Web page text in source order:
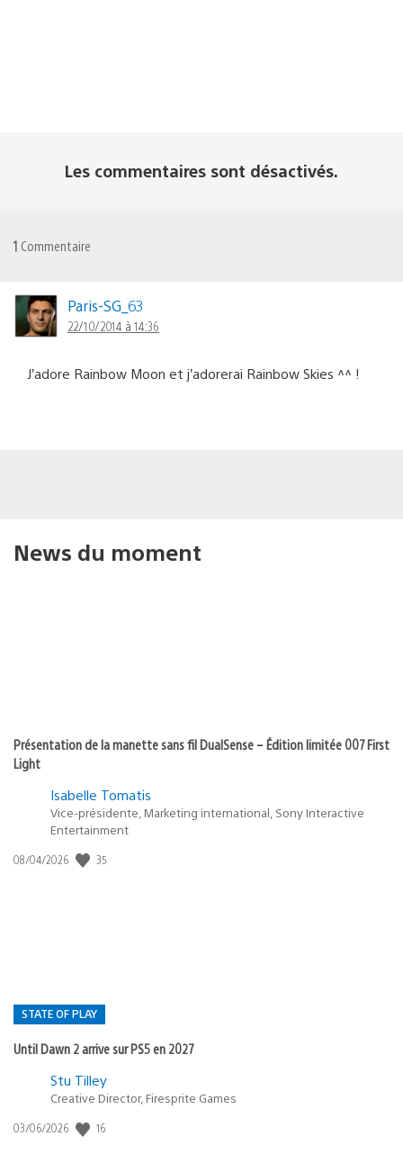
Les commentaires sont désactivés.
1 Commentaire
Paris-SG_63
22/10/2014 à 14:36
J’adore Rainbow Moon et j’adorerai Rainbow Skies ^^ !
News du moment
Présentation de la manette sans fil DualSense – Édition limitée 007 First
Light
Isabelle Tomatis
Vice-présidente, Marketing international, Sony Interactive
Entertainment
Date
08/04/2026 35
STATE OF PLAY
Until Dawn 2 arrive sur PS5 en 2027
Postée
:
Stu Tilley
Creative Director, Firesprite Games
Date
03/06/2026 16